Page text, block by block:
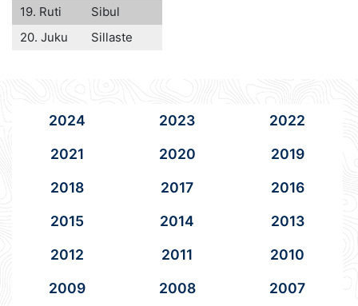
19. Ruti
Sibul
20. Juku
Sillaste
2024 2023
2022
2021
2020
2019
2018
2017
2016
2015
2014
2013
2012
2011
2010
2009
2008
2007